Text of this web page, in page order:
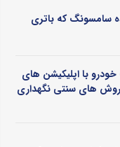
سامسونگ که باتری
با اپلیکیشن های
روش های سنتی نگهداری